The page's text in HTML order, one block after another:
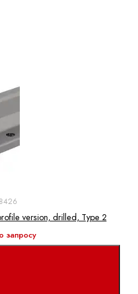
version, drilled, Type 2
запросу